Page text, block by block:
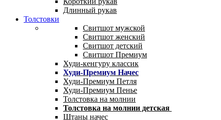
Длинный рукав
Толстовки
Свитшот мужской
Свитшот женский
Свитшот детский
Свитшот Премиум
Худи-кенгуру классик
Худи-Премиум Начес
Худи-Премиум Петля
Худи-Премиум Пенье
Толстовка на молнии
Толстовка на молнии детская
Штаны начес